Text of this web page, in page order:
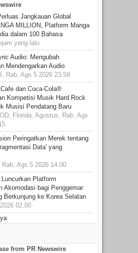
Jangkauan Global
MILLION, Platform Manga
dalam 100 Bahasa
yang lalu
Audio: Mengubah
Mendengarkan Audio
Rab, Ags 5 2026 23.58
dan Coca-Cola®
Kompetisi Musik Hard Rock
Musisi Pendatang Baru
Florida, Agustus, Rab, Ags
Peringatkan Merek tentang
Data' yang
Ags 5 2026 14.00
Luncurkan Platform
Akomodasi bagi Penggemar
Berkunjung ke Korea Selatan
02.00
from PR Newswire